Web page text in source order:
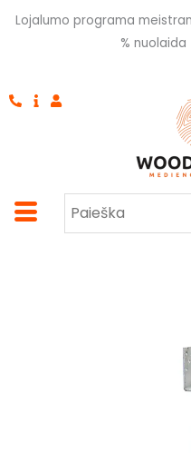
Pereiti
Lojalumo programa
% nuolaida